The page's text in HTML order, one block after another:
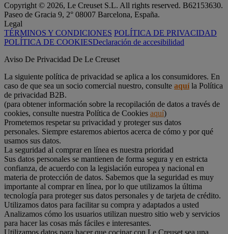
Copyright © 2026, Le Creuset S.L. All rights reserved. B62153630.
Paseo de Gracia 9, 2° 08007 Barcelona, España.
Legal
TÉRMINOS Y CONDICIONES POLÍTICA DE PRIVACIDAD
POLÍTICA DE COOKIESDeclaración de accesibilidad
Aviso De Privacidad De Le Creuset
La siguiente política de privacidad se aplica a los consumidores. En
caso de que sea un socio comercial nuestro, consulte aquíla Política
de privacidad B2B.
(para obtener información sobre la recopilación de datos a través de
cookies, consulte nuestra Política de Cookies aquí)
Prometemos respetar su privacidad y proteger sus datos
personales. Siempre estaremos abiertos acerca de cómo y por qué
usamos sus datos.
La seguridad al comprar en línea es nuestra prioridad
Sus datos personales se mantienen de forma segura y en estricta
confianza, de acuerdo con la legislación europea y nacional en
materia de protección de datos. Sabemos que la seguridad es muy
importante al comprar en línea, por lo que utilizamos la última
tecnología para proteger sus datos personales y de tarjeta de crédito.
Utilizamos datos para facilitar su compra y adaptados a usted
Analizamos cómo los usuarios utilizan nuestro sitio web y servicios
para hacer las cosas más fáciles e interesantes.
Utilizamos datos para hacer que cocinar con Le Creuset sea una